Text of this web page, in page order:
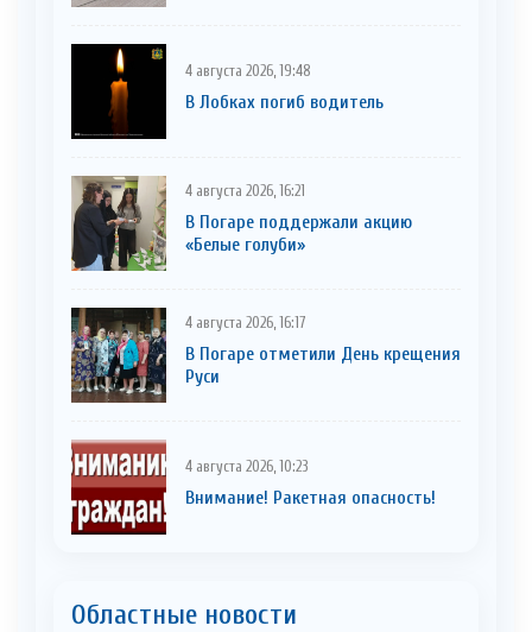
4 августа 2026, 19:48
В Лобках погиб водитель
4 августа 2026, 16:21
В Погаре поддержали акцию
«Белые голуби»
4 августа 2026, 16:17
В Погаре отметили День крещения
Руси
4 августа 2026, 10:23
Внимание! Ракетная опасность!
Областные новости